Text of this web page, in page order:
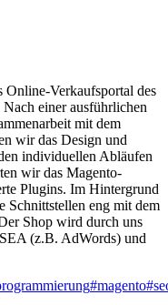
Online-Verkaufsportal des
einer ausführlichen
mit dem
wir das Design und
individuellen Abläufen
wir das Magento-
Plugins. Im Hintergrund
Schnittstellen eng mit dem
Shop wird durch uns
(z.B. AdWords) und
#magento